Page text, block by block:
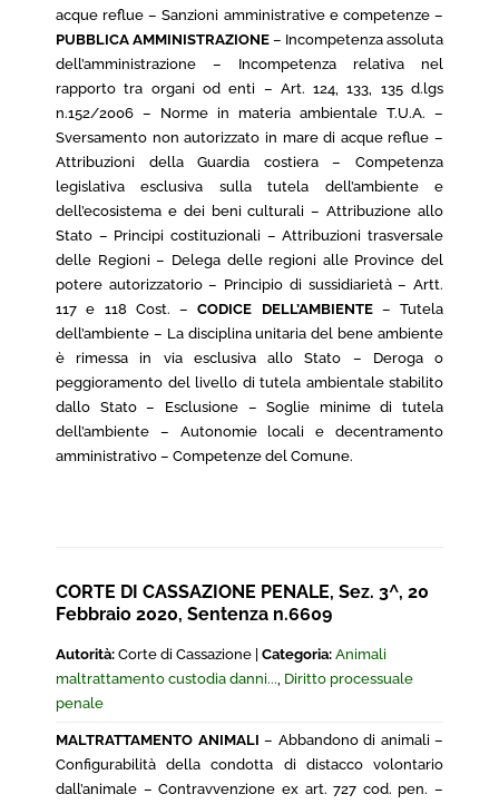
acque reflue – Sanzioni amministrative e competenze –
PUBBLICA AMMINISTRAZIONE – Incompetenza assoluta
dell’amministrazione – Incompetenza relativa nel
rapporto tra organi od enti – Art. 124, 133, 135 d.lgs
n.152/2006 – Norme in materia ambientale T.U.A. –
Sversamento non autorizzato in mare di acque reflue –
Attribuzioni della Guardia costiera – Competenza
legislativa esclusiva sulla tutela dell’ambiente e
dell’ecosistema e dei beni culturali – Attribuzione allo
Stato – Principi costituzionali – Attribuzioni trasversale
delle Regioni – Delega delle regioni alle Province del
potere autorizzatorio – Principio di sussidiarietà – Artt.
117 e 118 Cost. – CODICE DELL’AMBIENTE– Tutela
dell’ambiente – La disciplina unitaria del bene ambiente
è rimessa in via esclusiva allo Stato – Deroga o
peggioramento del livello di tutela ambientale stabilito
dallo Stato – Esclusione – Soglie minime di tutela
dell’ambiente – Autonomie locali e decentramento
amministrativo – Competenze del Comune.
CORTE DI CASSAZIONE PENALE, Sez. 3^, 20
Febbraio 2020, Sentenza n.6609
Autorità: Corte di Cassazione | Categoria: Animali
maltrattamento custodia danni..., Diritto processuale
penale
MALTRATTAMENTO ANIMALI – Abbandono di animali –
Configurabilità della condotta di distacco volontario
dall’animale – Contravvenzione ex art. 727 cod. pen. –